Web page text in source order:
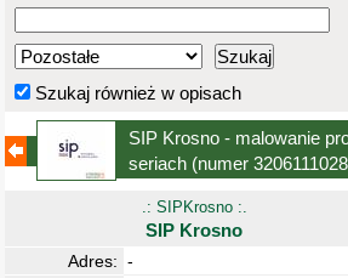
Szukaj również w opisach
SIP Krosno - malowanie
seriach (numer
.: SIPKrosno :.
SIP Krosno
Adres: -